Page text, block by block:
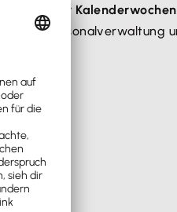
für
Personalverwaltung